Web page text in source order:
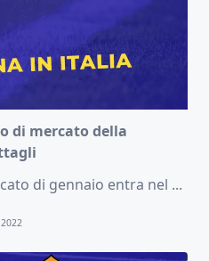
di mercato della
di gennaio entra nel ...